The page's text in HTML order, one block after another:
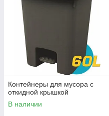
Контейнеры для мусора с
откидной крышкой
В наличии